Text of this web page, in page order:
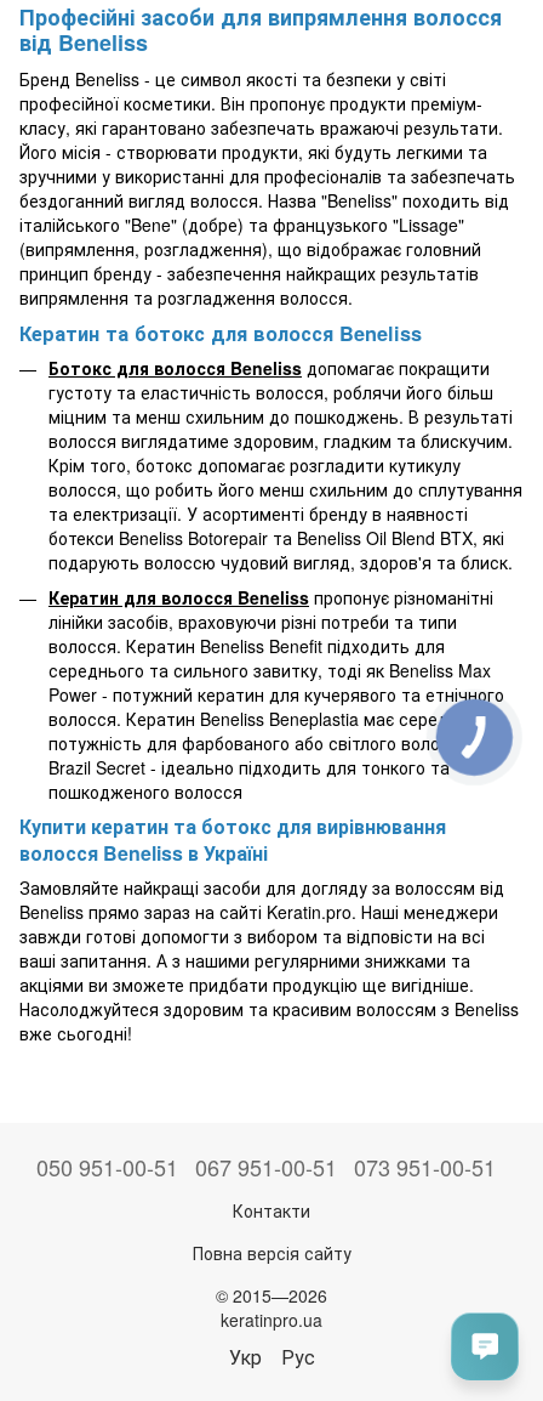
Професійні засоби для випрямлення волосся
від Beneliss
Бренд Beneliss - це символ якості та безпеки у світі
професійної косметики. Він пропонує продукти преміум-
класу, які гарантовано забезпечать вражаючі результати.
Його місія - створювати продукти, які будуть легкими та
зручними у використанні для професіоналів та забезпечать
бездоганний вигляд волосся. Назва "Beneliss" походить від
італійського "Bene" (добре) та французького "Lissage"
(випрямлення, розгладження), що відображає головний
принцип бренду - забезпечення найкращих результатів
випрямлення та розгладження волосся.
Кератин та ботокс для волосся Beneliss
Ботокс для волосся Beneliss допомагає покращити
густоту та еластичність волосся, роблячи його більш
міцним та менш схильним до пошкоджень. В результаті
волосся виглядатиме здоровим, гладким та блискучим.
Крім того, ботокс допомагає розгладити кутикулу
волосся, що робить його менш схильним до сплутування
та електризації. У асортименті бренду в наявності
ботекси Beneliss Botorepair та Beneliss Oil Blend BTX, які
подарують волоссю чудовий вигляд, здоров'я та блиск.
Кератин для волосся Beneliss пропонує різноманітні
лінійки засобів, враховуючи різні потреби та типи
волосся. Кератин Beneliss Benefit підходить для
середнього та сильного завитку, тоді як Beneliss Max
Power - потужний кератин для кучерявого та етнічного
волосся. Кератин Beneliss Beneplastia має середню
потужність для фарбованого або світлого волосся, а
Brazil Secret - ідеально підходить для тонкого та
пошкодженого волосся
Купити кератин та ботокс для вирівнювання
волосся Beneliss в Україні
Замовляйте найкращі засоби для догляду за волоссям від
Beneliss прямо зараз на сайті Keratin.pro. Наші менеджери
завжди готові допомогти з вибором та відповісти на всі
ваші запитання. А з нашими регулярними знижками та
акціями ви зможете придбати продукцію ще вигідніше.
Насолоджуйтеся здоровим та красивим волоссям з Beneliss
вже сьогодні!
050 951-00-51 067 951-00-51 073 951-00-51
Контакти
Повна версія сайту
© 2015—2026
keratinpro.ua
Укр Рус